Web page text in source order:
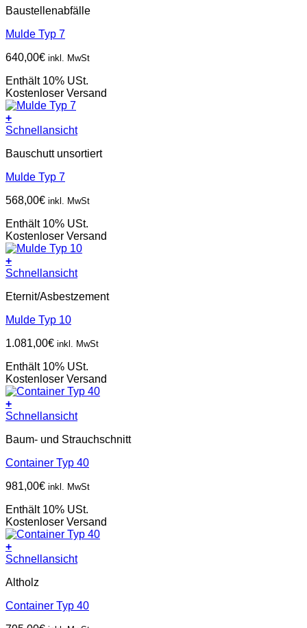
Baustellenabfälle
Mulde Typ 7
640,00€ inkl. MwSt
Enthält 10% USt.
Kostenloser Versand
+
Schnellansicht
Bauschutt unsortiert
Mulde Typ 7
568,00€ inkl. MwSt
Enthält 10% USt.
Kostenloser Versand
+
Schnellansicht
Eternit/Asbestzement
Mulde Typ 10
1.081,00€ inkl. MwSt
Enthält 10% USt.
Kostenloser Versand
+
Schnellansicht
Baum- und Strauchschnitt
Container Typ 40
981,00€ inkl. MwSt
Enthält 10% USt.
Kostenloser Versand
+
Schnellansicht
Altholz
Container Typ 40